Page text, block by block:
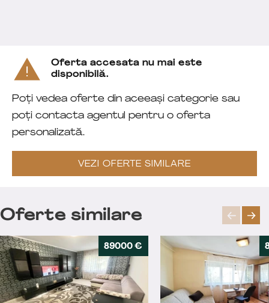
Oferta accesata nu mai este
disponibilă.
Poți vedea oferte din aceeași categorie sau
poți contacta agentul pentru o oferta
personalizată.
VEZI OFERTE SIMILARE
Oferte similare
89000 €